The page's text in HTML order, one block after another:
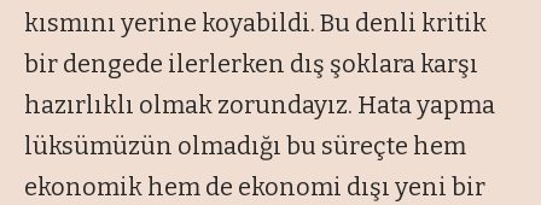
kısmını yerine koyabildi. Bu denli kritik
bir dengede ilerlerken dış şoklara karşı
hazırlıklı olmak zorundayız. Hata yapma
lüksümüzün olmadığı bu süreçte hem
ekonomik hem de ekonomi dışı yeni bir